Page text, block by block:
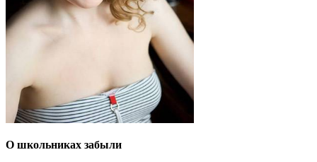
О школьниках забыли